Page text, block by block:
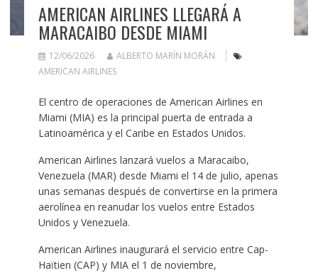
AMERICAN AIRLINES LLEGARÁ A
MARACAIBO DESDE MIAMI
12/06/2026
ALBERTO MARÍN MORÁN
AMERICAN AIRLINES
El centro de operaciones de American Airlines en
Miami (MIA) es la principal puerta de entrada a
Latinoamérica y el Caribe en Estados Unidos.
American Airlines lanzará vuelos a Maracaibo,
Venezuela (MAR) desde Miami el 14 de julio, apenas
unas semanas después de convertirse en la primera
aerolínea en reanudar los vuelos entre Estados
Unidos y Venezuela.
American Airlines inaugurará el servicio entre Cap-
Haïtien (CAP) y MIA el 1 de noviembre,